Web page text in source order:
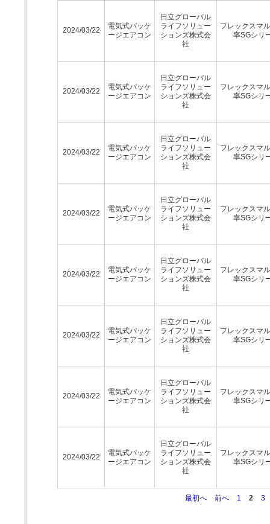
2024/03/22
電気式パッケ
ージエアコン
日立グローバル
ライフソリュー
ションズ株式会
社
フレックスマ
率SGシリ
2024/03/22
電気式パッケ
ージエアコン
日立グローバル
ライフソリュー
ションズ株式会
社
フレックスマ
率SGシリ
2024/03/22
電気式パッケ
ージエアコン
日立グローバル
ライフソリュー
ションズ株式会
社
フレックスマ
率SGシリ
2024/03/22
電気式パッケ
ージエアコン
日立グローバル
ライフソリュー
ションズ株式会
社
フレックスマ
率SGシリ
2024/03/22
電気式パッケ
ージエアコン
日立グローバル
ライフソリュー
ションズ株式会
社
フレックスマ
率SGシリ
2024/03/22
電気式パッケ
ージエアコン
日立グローバル
ライフソリュー
ションズ株式会
社
フレックスマ
率SGシリ
2024/03/22
電気式パッケ
ージエアコン
日立グローバル
ライフソリュー
ションズ株式会
社
フレックスマ
率SGシリ
2024/03/22
電気式パッケ
ージエアコン
日立グローバル
ライフソリュー
ションズ株式会
社
フレックスマ
率SGシリ
最初へ 前へ 1 2 3